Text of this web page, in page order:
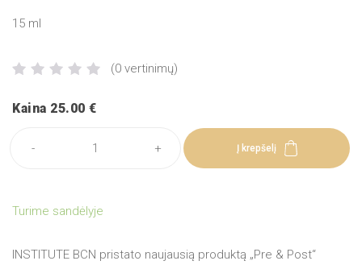
FROIKA apsauga nuo saules su hialuronu
FROIKA jautriai odai
FROIKA riebiai, į aknę linkusiai odai
FROIKA aukštos kokybės priemonės
FROIKA odą stangrinančios priemonės
FROIKA priemonės nuo pigmentacijos
15 ml
(0 vertinimų)
Kaina 25.00 €
- + Į krepšelį
Turime sandėlyje
INSTITUTE BCN pristato naujausią produktą „Pre & Post“